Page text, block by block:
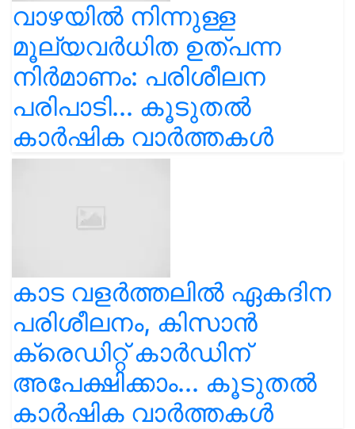
വാഴയിൽ നിന്നുള്ള
മൂല്യവർധിത ഉത്പന്ന
നിർമാണം: പരിശീലന
പരിപാടി... കൂടുതൽ
കാർഷിക വാർത്തകൾ
കാട വളര്‍ത്തലിൽ ഏകദിന
പരിശീലനം, കിസാൻ
ക്രെഡിറ്റ് കാർഡിന്
അപേക്ഷിക്കാം... കൂടുതൽ
കാർഷിക വാർത്തകൾ